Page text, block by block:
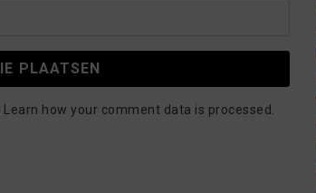
Learn how your comment data is processed.